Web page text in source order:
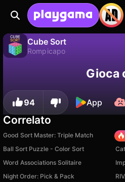
Cube Sort
Rompicapo
Salva i progressi!Gioca
94 App
Correlato
Good Sort Master: Triple Match
Ball Sort Puzzle - Color Sort
Word Associations Solitaire
Night Order: Pick & Pack